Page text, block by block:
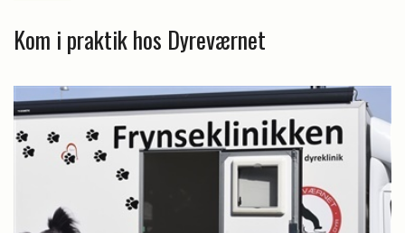
Kom i praktik hos Dyreværnet